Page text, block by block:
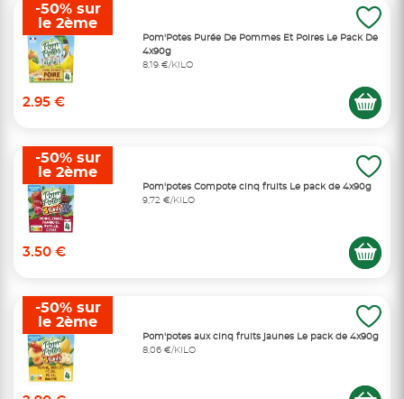
Pom'Potes Purée De Pommes Et Poires Le Pack De
4x90g
8,19 €/KILO
2.95 €
-50% sur
le 2ème
Pom'potes Compote cinq fruits Le pack de 4x90g
9,72 €/KILO
3.50 €
-50% sur
le 2ème
Pom'potes aux cinq fruits jaunes Le pack de 4x90g
8,06 €/KILO
-50% sur
le 2ème